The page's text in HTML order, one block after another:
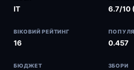
IT 6.7/10
ВІКОВИЙ РЕЙТИНГ
16 0.457
БЮДЖЕТ ЗБОРИ